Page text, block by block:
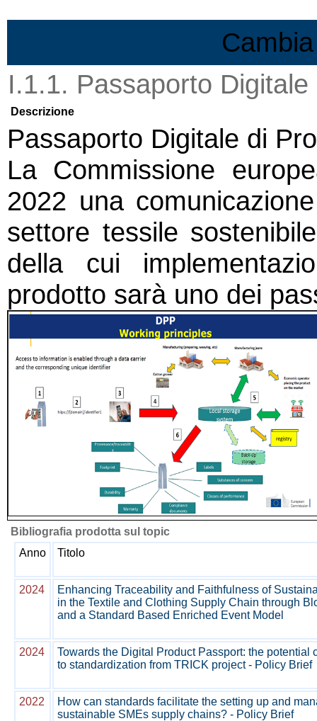
I.1.1. Passaporto
Descrizione
Passaporto Digitale di
La Commissione
2022 una
settore tessile
della cui
prodotto sarà uno dei
Bibliografia prodotta sul topic
Anno
Titolo
2024
Enhancing Traceability and Faithfulness of
in the Textile and Clothing Supply Chain through
and a Standard Based Enriched Event Model
2024
Towards the Digital Product Passport: the potential
to standardization from TRICK project - Policy Brief
2022
How can standards facilitate the setting up and
sustainable SMEs supply chains? - Policy Brief